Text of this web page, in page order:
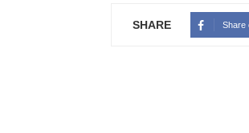
SHARE Share